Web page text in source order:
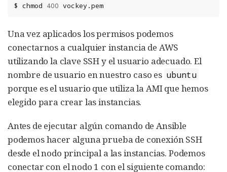
$ chmod 400 vockey.pem
Una vez aplicados los permisos podemos
conectarnos a cualquier instancia de AWS
utilizando la clave SSH y el usuario adecuado. El
nombre de usuario en nuestro caso es ubuntu
porque es el usuario que utiliza la AMI que hemos
elegido para crear las instancias.
Antes de ejecutar algún comando de Ansible
podemos hacer alguna prueba de conexión SSH
desde el nodo principal a las instancias. Podemos
conectar con el nodo 1 con el siguiente comando: